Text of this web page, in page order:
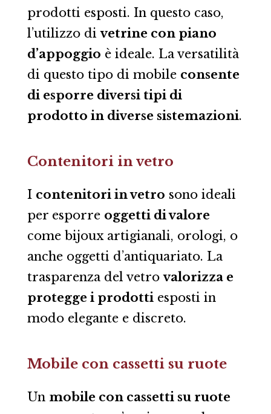
prodotti esposti. In questo caso,
l’utilizzo divetrine con piano
d’appoggio è ideale. La versatilità
di questo tipo di mobile consente
di esporre diversi tipi di
prodotto in diverse sistemazioni.
Contenitori in vetro
I contenitori in vetro sono ideali
per esporre oggetti di valore
come bijoux artigianali, orologi, o
anche oggetti d’antiquariato. La
trasparenza del vetrovalorizza e
protegge i prodottiesposti in
modo elegante e discreto.
Mobile con cassetti su ruote
Un mobile con cassetti su ruote